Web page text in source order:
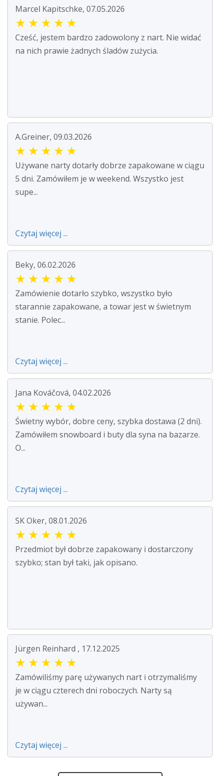
Marcel Kapitschke, 07.05.2026
★ ★ ★ ★ ★
Cześć, jestem bardzo zadowolony z nart. Nie widać
na nich prawie żadnych śladów zużycia.
A.Greiner, 09.03.2026
★ ★ ★ ★ ★
Używane narty dotarły dobrze zapakowane w ciągu
5 dni. Zamówiłem je w weekend. Wszystko jest
supe...
Czytaj więcej ...
Beky, 06.02.2026
★ ★ ★ ★ ★
Zamówienie dotarło szybko, wszystko było
starannie zapakowane, a towar jest w świetnym
stanie. Polec...
Czytaj więcej ...
Jana Kováčová, 04.02.2026
★ ★ ★ ★ ★
Świetny wybór, dobre ceny, szybka dostawa (2 dni).
Zamówiłem snowboard i buty dla syna na bazarze.
O...
Czytaj więcej ...
SK Oker, 08.01.2026
★ ★ ★ ★ ★
Przedmiot był dobrze zapakowany i dostarczony
szybko; stan był taki, jak opisano.
Jürgen Reinhard , 17.12.2025
★ ★ ★ ★ ★
Zamówiliśmy parę używanych nart i otrzymaliśmy
je w ciągu czterech dni roboczych. Narty są
używan...
Czytaj więcej ...